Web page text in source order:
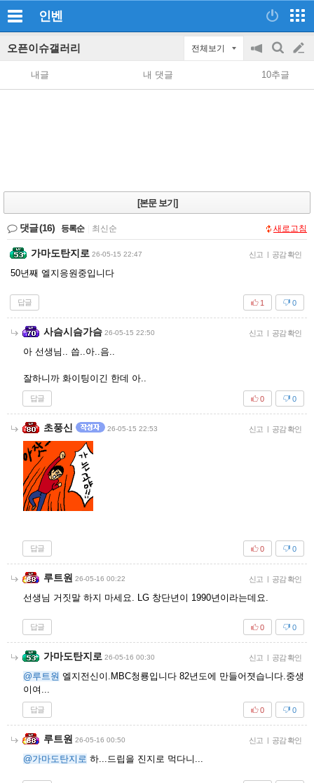
인벤
오픈이슈갤러리 전체보기
공
지
on/off
검
색
글
쓰
내글 내 댓글 10추글
[본문 보기]
댓글(16) 등록순 최신순 새로고침
가마도탄지로 26-05-15 22:47 신고 | 공감 확인
50년째 엘지응원중입니다
답글 0
1
사슴시슴가슴 26-05-15 22:50 신고 | 공감 확인
아 선생님.. 씁..아..음..
잘하니까 화이팅이긴 한데 아..
답글 0
0
초풍신 26-05-15 22:53 신고 | 공감 확인
답글 0
0
루트원 26-05-16 00:22 신고 | 공감 확인
선생님 거짓말 하지 마세요. LG 창단년이 1990년이라는데요.
답글 0
0
가마도탄지로 26-05-16 00:30 신고 | 공감 확인
@루트원 엘지전신이.MBC청룡입니다 82년도에 만들어졋습니다.중생
이여...
답글 0
0
루트원 26-05-16 00:50 신고 | 공감 확인
@가마도탄지로 하...드립을 진지로 먹다니...